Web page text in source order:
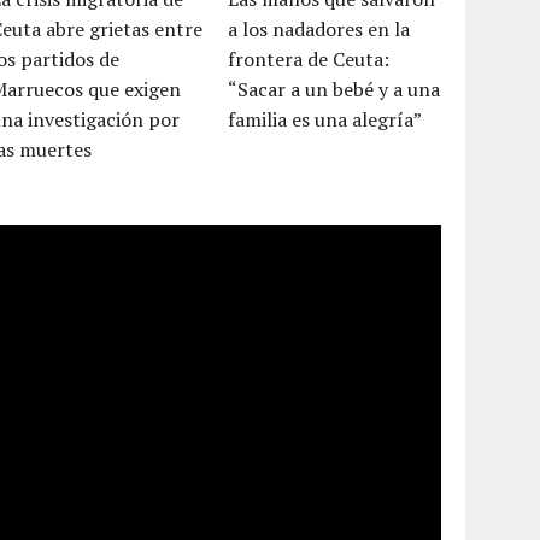
abre grietas entre
partidos de
que exigen
investigación por
muertes
a los nadadores en la
frontera de Ceuta:
“Sacar a un bebé y a una
familia es una alegría”